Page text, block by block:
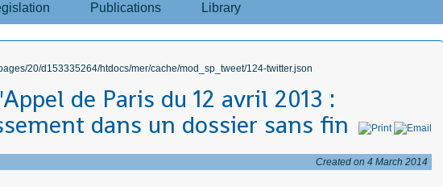
Publications Library
20/d153335264/htdocs/mer/cache/mod_sp_tweet/124-twitter.json
de Paris du 12 avril 2013 :
dans un dossier sans fin
Created on 4 March 2014